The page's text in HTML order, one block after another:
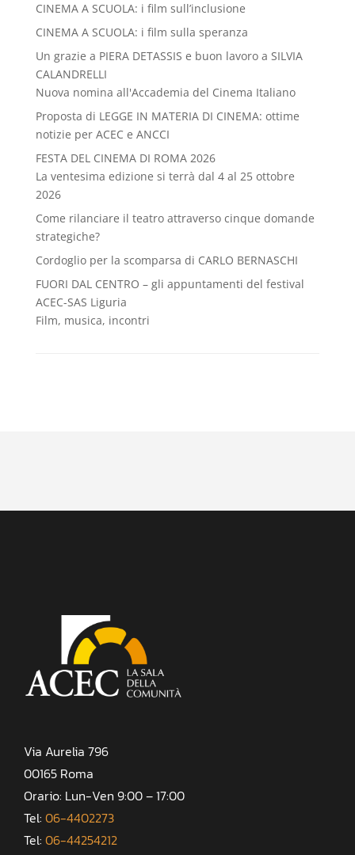
CINEMA A SCUOLA: i film sull’inclusione
CINEMA A SCUOLA: i film sulla speranza
Un grazie a PIERA DETASSIS e buon lavoro a SILVIA
CALANDRELLI
Nuova nomina all'Accademia del Cinema Italiano
Proposta di LEGGE IN MATERIA DI CINEMA: ottime
notizie per ACEC e ANCCI
FESTA DEL CINEMA DI ROMA 2026
La ventesima edizione si terrà dal 4 al 25 ottobre
2026
Come rilanciare il teatro attraverso cinque domande
strategiche?
Cordoglio per la scomparsa di CARLO BERNASCHI
FUORI DAL CENTRO – gli appuntamenti del festival
ACEC-SAS Liguria
Film, musica, incontri
Via Aurelia 796
00165 Roma
Orario: Lun-Ven 9:00 – 17:00
Tel: 06-4402273
Tel: 06-44254212